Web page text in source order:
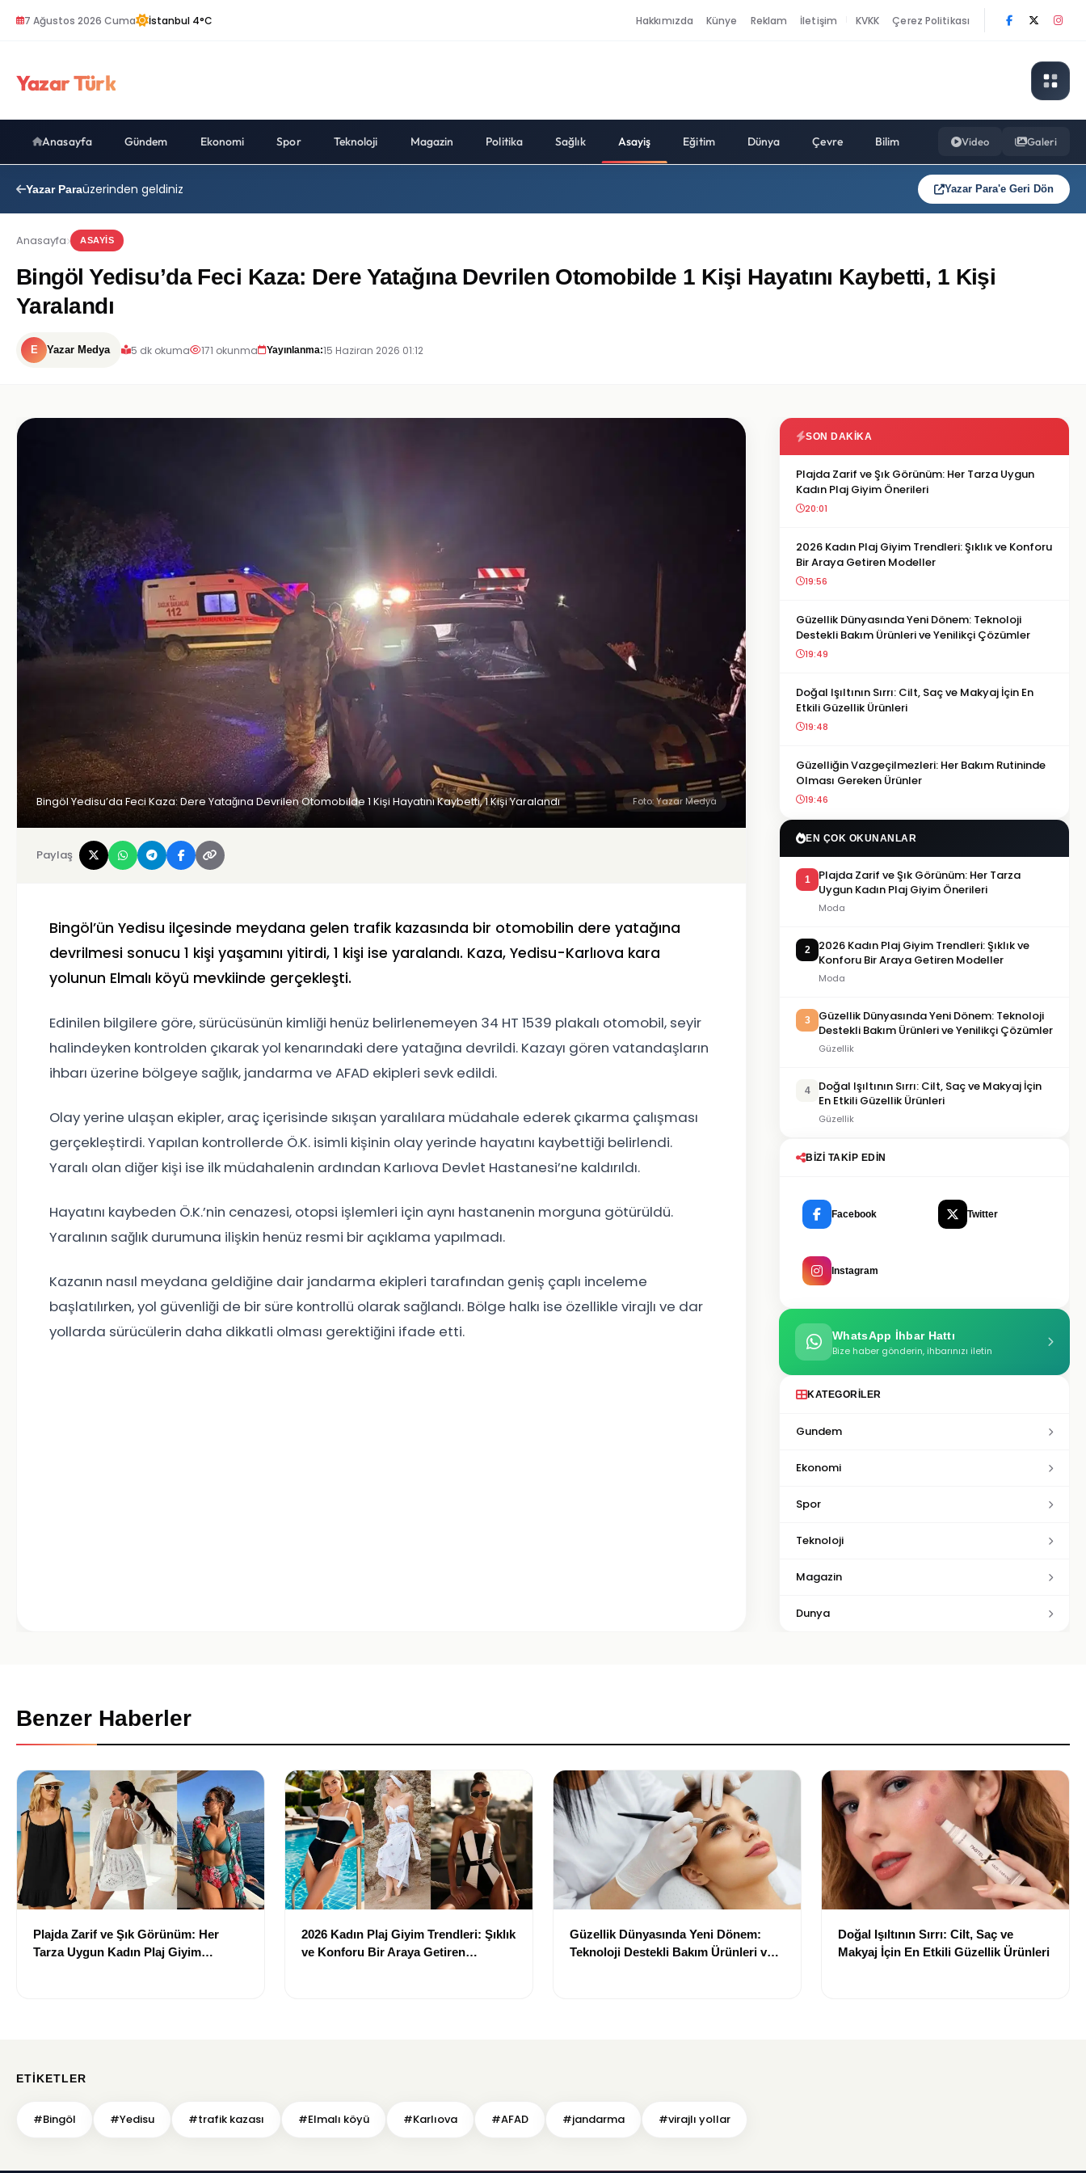
7 Ağustos 2026 Cuma İstanbul 4°C Hakkımızda Künye Reklam İletişim KVKK Çerez Politikası
Yazar Türk
Anasayfa Gündem Ekonomi Spor Teknoloji Magazin Politika Sağlık Asayiş Eğitim Dünya Çevre Bilim Video Galeri
Yazar Paraüzerinden geldiniz Yazar Para'e Geri Dön
Anasayfa ASAYIS
Bingöl Yedisu’da Feci Kaza: Dere Yatağına Devrilen Otomobilde 1 Kişi Hayatını Kaybetti, 1 Kişi
Yaralandı
E Yazar Medya 5 dk okuma 171 okunma Yayınlanma:15 Haziran 2026 01:12
Bingöl Yedisu’da Feci Kaza: Dere Yatağına Devrilen Otomobilde 1 Kişi Hayatını Kaybetti, 1 Kişi Yaralandı Foto: Yazar Medya
Paylaş
Bingöl’ün Yedisu ilçesinde meydana gelen trafik kazasında bir otomobilin dere yatağına
devrilmesi sonucu 1 kişi yaşamını yitirdi, 1 kişi ise yaralandı. Kaza, Yedisu-Karlıova kara
yolunun Elmalı köyü mevkiinde gerçekleşti.
Edinilen bilgilere göre, sürücüsünün kimliği henüz belirlenemeyen 34 HT 1539 plakalı otomobil, seyir
halindeyken kontrolden çıkarak yol kenarındaki dere yatağına devrildi. Kazayı gören vatandaşların
ihbarı üzerine bölgeye sağlık, jandarma ve AFAD ekipleri sevk edildi.
Olay yerine ulaşan ekipler, araç içerisinde sıkışan yaralılara müdahale ederek çıkarma çalışması
gerçekleştirdi. Yapılan kontrollerde Ö.K. isimli kişinin olay yerinde hayatını kaybettiği belirlendi.
Yaralı olan diğer kişi ise ilk müdahalenin ardından Karlıova Devlet Hastanesi’ne kaldırıldı.
Hayatını kaybeden Ö.K.’nin cenazesi, otopsi işlemleri için aynı hastanenin morguna götürüldü.
Yaralının sağlık durumuna ilişkin henüz resmi bir açıklama yapılmadı.
Kazanın nasıl meydana geldiğine dair jandarma ekipleri tarafından geniş çaplı inceleme
başlatılırken, yol güvenliği de bir süre kontrollü olarak sağlandı. Bölge halkı ise özellikle virajlı ve dar
yollarda sürücülerin daha dikkatli olması gerektiğini ifade etti.
SON DAKIKA
Plajda Zarif ve Şık Görünüm: Her Tarza Uygun
Kadın Plaj Giyim Önerileri
20:01
2026 Kadın Plaj Giyim Trendleri: Şıklık ve Konforu
Bir Araya Getiren Modeller
19:56
Güzellik Dünyasında Yeni Dönem: Teknoloji
Destekli Bakım Ürünleri ve Yenilikçi Çözümler
19:49
Doğal Işıltının Sırrı: Cilt, Saç ve Makyaj İçin En
Etkili Güzellik Ürünleri
19:48
Güzelliğin Vazgeçilmezleri: Her Bakım Rutininde
Olması Gereken Ürünler
19:46
EN ÇOK OKUNANLAR
1
Plajda Zarif ve Şık Görünüm: Her Tarza
Uygun Kadın Plaj Giyim Önerileri
Moda
2
2026 Kadın Plaj Giyim Trendleri: Şıklık ve
Konforu Bir Araya Getiren Modeller
Moda
3
Güzellik Dünyasında Yeni Dönem: Teknoloji
Destekli Bakım Ürünleri ve Yenilikçi Çözümler
Güzellik
4
Doğal Işıltının Sırrı: Cilt, Saç ve Makyaj İçin
En Etkili Güzellik Ürünleri
Güzellik
BIZI TAKIP EDIN
Facebook Twitter
Instagram
WhatsApp İhbar Hattı
Bize haber gönderin, ihbarınızı iletin
KATEGORILER
Gundem
Ekonomi
Spor
Teknoloji
Magazin
Dunya
Benzer Haberler
Plajda Zarif ve Şık Görünüm: Her
Tarza Uygun Kadın Plaj Giyim
2026 Kadın Plaj Giyim Trendleri: Şıklık
ve Konforu Bir Araya Getiren
Güzellik Dünyasında Yeni Dönem:
Teknoloji Destekli Bakım Ürünleri ve
Doğal Işıltının Sırrı: Cilt, Saç ve
Makyaj İçin En Etkili Güzellik Ürünleri
ETIKETLER
#Bingöl #Yedisu #trafik kazası #Elmalı köyü #Karlıova #AFAD #jandarma #virajlı yollar